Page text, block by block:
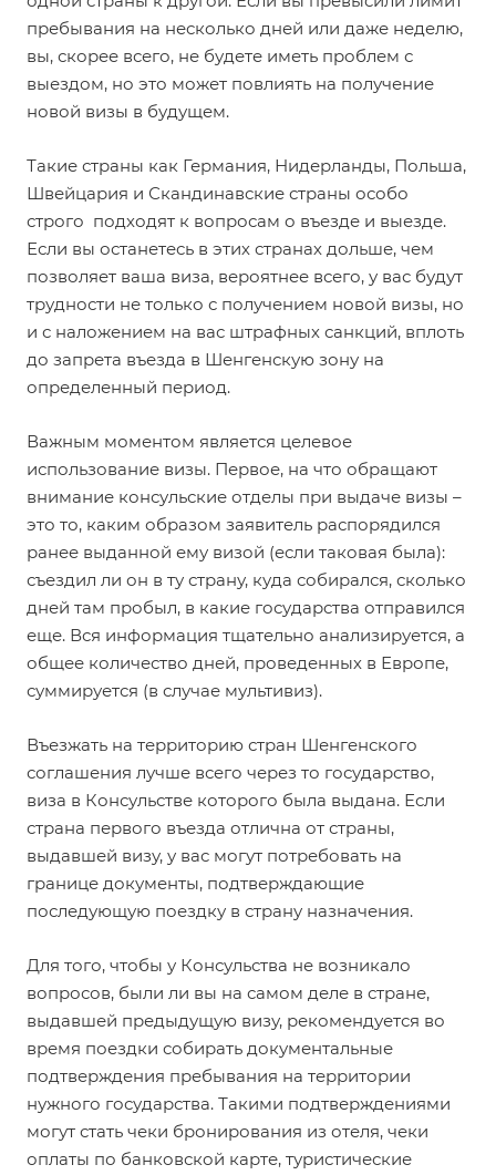
пребывания на несколько дней или даже неделю,
вы, скорее всего, не будете иметь проблем с
выездом, но это может повлиять на получение
новой визы в будущем.
Такие страны как Германия, Нидерланды, Польша,
Швейцария и Скандинавские страны особо
строго подходят к вопросам о въезде и выезде.
Если вы останетесь в этих странах дольше, чем
позволяет ваша виза, вероятнее всего, у вас будут
трудности не только с получением новой визы, но
и с наложением на вас штрафных санкций, вплоть
до запрета въезда в Шенгенскую зону на
определенный период.
Важным моментом является целевое
использование визы. Первое, на что обращают
внимание консульские отделы при выдаче визы –
это то, каким образом заявитель распорядился
ранее выданной ему визой (если таковая была):
съездил ли он в ту страну, куда собирался, сколько
дней там пробыл, в какие государства отправился
еще. Вся информация тщательно анализируется, а
общее количество дней, проведенных в Европе,
суммируется (в случае мультивиз).
Въезжать на территорию стран Шенгенского
соглашения лучше всего через то государство,
виза в Консульстве которого была выдана. Если
страна первого въезда отлична от страны,
выдавшей визу, у вас могут потребовать на
границе документы, подтверждающие
последующую поездку в страну назначения.
Для того, чтобы у Консульства не возникало
вопросов, были ли вы на самом деле в стране,
выдавшей предыдущую визу, рекомендуется во
время поездки собирать документальные
подтверждения пребывания на территории
нужного государства. Такими подтверждениями
могут стать чеки бронирования из отеля, чеки
оплаты по банковской карте, туристические